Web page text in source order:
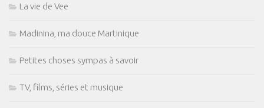
La vie de Vee
Madinina, ma douce Martinique
Petites choses sympas à savoir
TV, films, séries et musique